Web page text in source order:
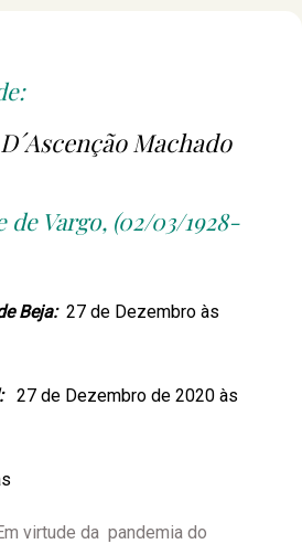
Machado
de Vargo, (02/03/1928-
Beja: 27 de Dezembro às
27 de Dezembro de 2020 às
virtude da pandemia do